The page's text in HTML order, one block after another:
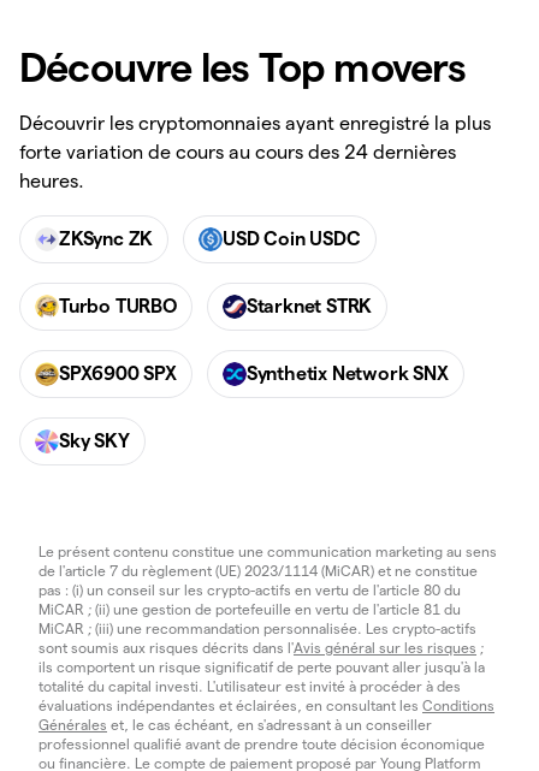
Découvre les Top movers
Découvrir les cryptomonnaies ayant enregistré la plus
forte variation de cours au cours des 24 dernières
heures.
ZKSync ZK USD Coin USDC
Turbo TURBO Starknet STRK
SPX6900 SPX Synthetix Network SNX
Sky SKY
Le présent contenu constitue une communication marketing au sens
de l'article 7 du règlement (UE) 2023/1114 (MiCAR) et ne constitue
pas : (i) un conseil sur les crypto-actifs en vertu de l'article 80 du
MiCAR ; (ii) une gestion de portefeuille en vertu de l'article 81 du
MiCAR ; (iii) une recommandation personnalisée. Les crypto-actifs
sont soumis aux risques décrits dans l'Avis général sur les risques ;
ils comportent un risque significatif de perte pouvant aller jusqu'à la
totalité du capital investi. L'utilisateur est invité à procéder à des
évaluations indépendantes et éclairées, en consultant les Conditions
Générales et, le cas échéant, en s'adressant à un conseiller
professionnel qualifié avant de prendre toute décision économique
ou financière. Le compte de paiement proposé par Young Platform